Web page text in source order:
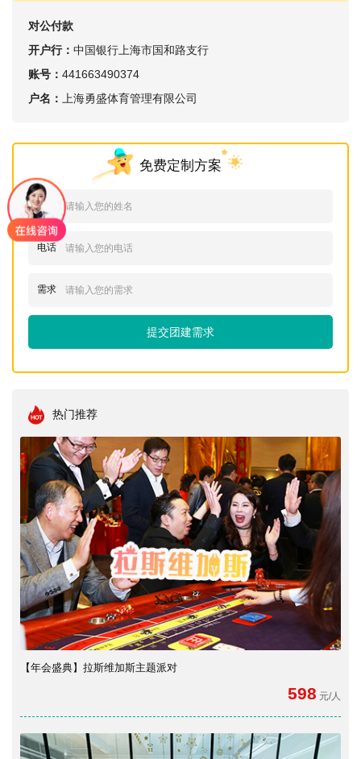
对公付款
开户行： 中国银行上海市国和路支行
账号： 441663490374
户名：
上海勇盛体育管理有限公司
免费定制方案
姓名
电话
需求
提交团建需求
热门推荐
【年会盛典】拉斯维加斯主题派对
598 元/人